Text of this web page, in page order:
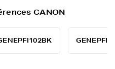
CANON